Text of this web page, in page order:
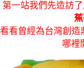
第一站我們先造訪
看看曾經為台灣創造
哪裡